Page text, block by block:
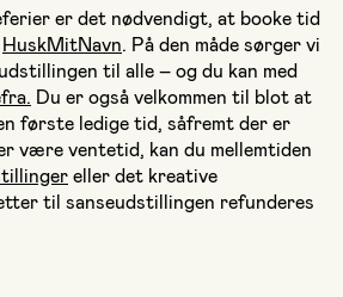
er det nødvendigt, at booke tid
HuskMitNavn. På den måde sørger vi
til alle – og du kan med
Du er også velkommen til blot at
første ledige tid, såfremt der er
være ventetid, kan du mellemtiden
eller det kreative
til sanseudstillingen refunderes